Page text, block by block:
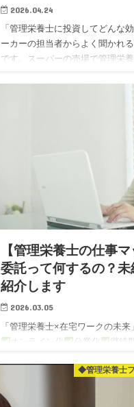
2026.04.24
「管理栄養士に投資してどんな
ーカーの担当者からよく聞かれ
です。スーパーの売場で管理栄
【管理栄養士の仕事
委託って何するの？
紹介します
2026.03.05
「管理栄養士×在宅ワークの未
オンライン化
分業化
継続
り口として A）添削…◆管理栄養士